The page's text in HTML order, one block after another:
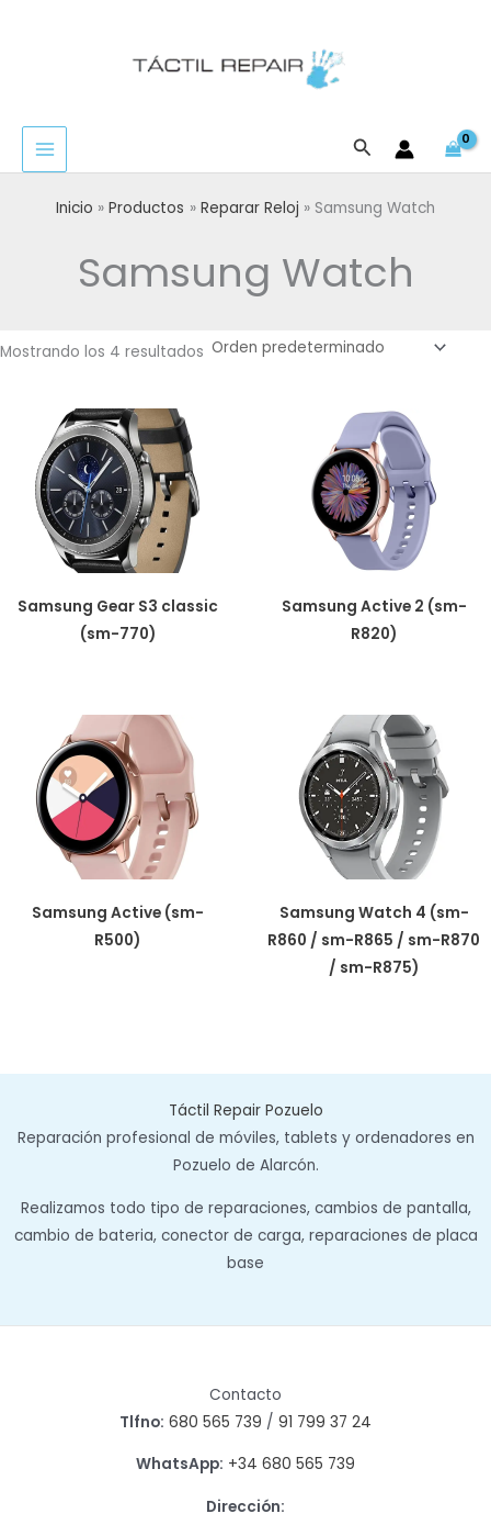
Buscar
Inicio Productos Reparar Reloj Samsung Watch
Samsung Watch
Mostrando los 4 resultados
Samsung Gear S3 classic
(sm-770)
Samsung Active 2 (sm-
R820)
Samsung Active (sm-
R500)
Samsung Watch 4 (sm-
R860 / sm-R865 / sm-R870
/ sm-R875)
Táctil Repair Pozuelo
Reparación profesional de móviles, tablets y ordenadores en
Pozuelo de Alarcón.
Realizamos todo tipo de reparaciones, cambios de pantalla,
cambio de bateria, conector de carga, reparaciones de placa
base
Contacto
Tlfno: 680 565 739 / 91 799 37 24
WhatsApp: +34 680 565 739
Dirección: